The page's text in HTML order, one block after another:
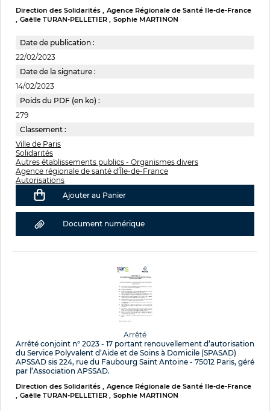
Direction des Solidarités
Agence Régionale de Santé Ile-de-France
Gaëlle TURAN-PELLETIER
Sophie MARTINON
Date de publication :
22/02/2023
Date de la signature :
14/02/2023
Poids du PDF (en ko) :
279
Classement :
Ville de Paris
Solidarités
Autres établissements publics - Organismes divers
Agence régionale de santé d'Île-de-France
Autorisations
Ajouter au Panier
Document numérique
Arrêté
Arrêté conjoint n° 2023 - 17 portant renouvellement d’autorisation
du Service Polyvalent d’Aide et de Soins à Domicile (SPASAD)
APSSAD sis 224, rue du Faubourg Saint Antoine - 75012 Paris, géré
par l’Association APSSAD.
Direction des Solidarités
Agence Régionale de Santé Ile-de-France
Gaëlle TURAN-PELLETIER
Sophie MARTINON